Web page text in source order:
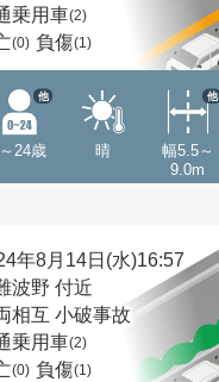
乗用車(2)
(0) 負傷(1)
24歳
他
晴
幅5.5～
9.0m
他
年8月14日(水)16:57
波野 付近
相互 小破事故
乗用車(2)
(0) 負傷(1)